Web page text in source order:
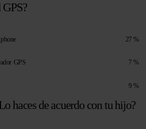
27 %
GPS 7 %
9 %
haces de acuerdo con tu hijo?